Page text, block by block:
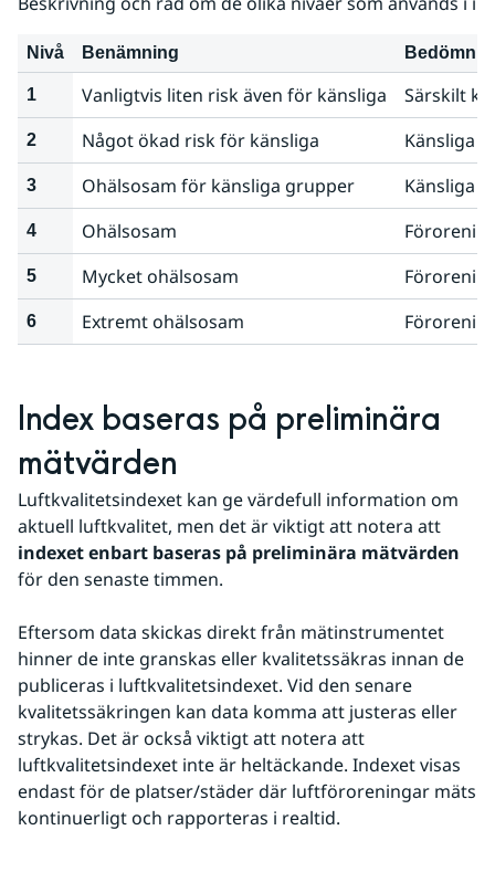
Nivå Benämning
1 Vanligtvis liten risk även för känsliga Särskilt
2 Något ökad risk för känsliga Känsliga
3 Ohälsosam för känsliga grupper Känsliga
4 Ohälsosam
5 Mycket ohälsosam
6 Extremt ohälsosam
Index baseras på preliminära
mätvärden
Luftkvalitetsindexet kan ge värdefull information om
indexet enbart baseras på preliminära mätvärden
för den senaste timmen.
Eftersom data skickas direkt från mätinstrumentet
hinner de inte granskas eller kvalitetssäkras innan de
publiceras i luftkvalitetsindexet. Vid den senare
kvalitetssäkringen kan data komma att justeras eller
strykas. Det är också viktigt att notera att
luftkvalitetsindexet inte är heltäckande. Indexet visas
endast för de platser/städer där luftföroreningar mäts
kontinuerligt och rapporteras i realtid.